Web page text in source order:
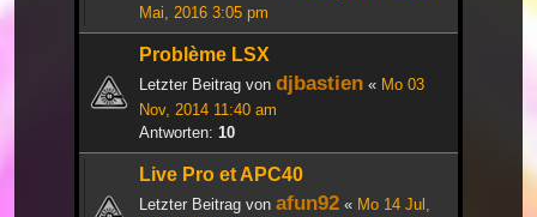
Mai, 2016 3:05 pm
Problème LSX
Letzter Beitrag von djbastien « Mo 03
Nov, 2014 11:40 am
Antworten: 10
Live Pro et APC40
Letzter Beitrag von afun92 « Mo 14 Jul,